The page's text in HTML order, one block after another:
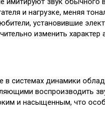
и нагрузке, меняя
установившие
изменить характер
в системах динамики
воспроизводить
и насыщенным, что